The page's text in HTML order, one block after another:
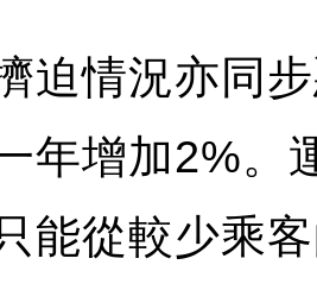
迫情況亦同
年增加2%。
能從較少乘